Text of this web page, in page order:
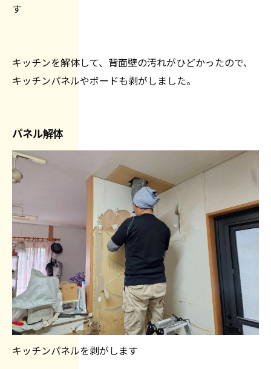
す
キッチンを解体して、背面壁の汚れがひどかったので、
キッチンパネルやボードも剥がしました。
パネル解体
キッチンパネルを剥がします